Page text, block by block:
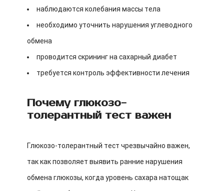
наблюдаются колебания массы тела
необходимо уточнить нарушения углеводного
обмена
проводится скрининг на сахарный диабет
требуется контроль эффективности лечения
Почему глюкозо-
толерантный тест важен
Глюкозо-толерантный тест чрезвычайно важен,
так как позволяет выявить ранние нарушения
обмена глюкозы, когда уровень сахара натощак